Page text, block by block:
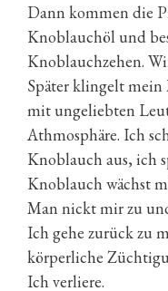
Dann kommen die
Knoblauchöl und
Knoblauchzehen.
Später klingelt
mit ungeliebten
Athmosphäre. Ich
Knoblauch aus, ich
Knoblauch wächst
Man nickt mir zu
Ich gehe zurück zu
körperliche
Ich verliere.